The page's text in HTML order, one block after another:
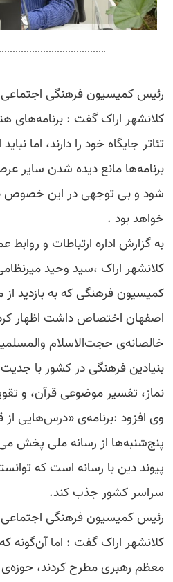
رئیس کمیسیون فرهنگی
کلانشهر اراک گفت : برنامه‌های
تئاتر جایگاه خود را دارند، اما
برنامه‌ها مانع دیده شدن سایر
شود و بی توجهی در این خصوص
خواهد بود .
به گزارش اداره ارتباطات و روابط
کلانشهر اراک ،سید وحید
کمیسیون فرهنگی که به بازدید از
اصفهان اختصاص داشت اظهار
خالصانه‌ی حجت‌الاسلام
بنیادین فرهنگی در کشور با
نماز، تفسیر موضوعی قرآن، و
وی افزود :برنامه‌ی «درس‌هایی
پنج‌شنبه‌ها از رسانه ملی پخش
پیوند دین با رسانه است که
سراسر کشور جذب کند.
رئیس کمیسیون فرهنگی
کلانشهر اراک گفت : اما آن‌گونه که
معظم رهبری مطرح کردند،